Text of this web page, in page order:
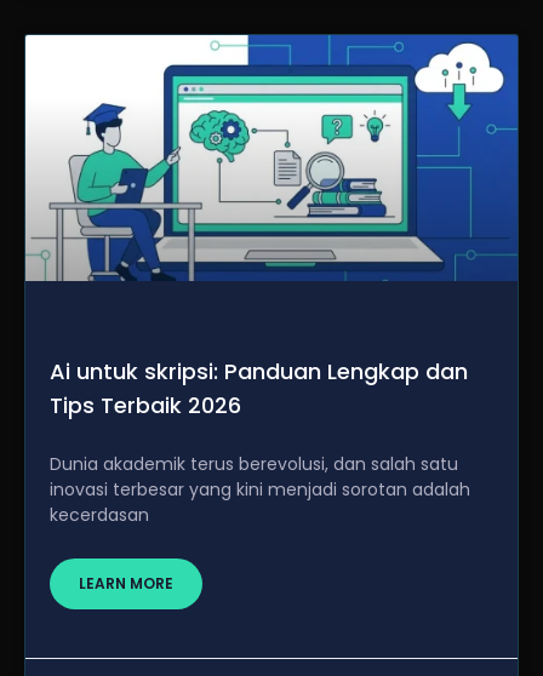
Ai untuk skripsi: Panduan Lengkap dan
Tips Terbaik 2026
Dunia akademik terus berevolusi, dan salah satu
inovasi terbesar yang kini menjadi sorotan adalah
kecerdasan
LEARN MORE